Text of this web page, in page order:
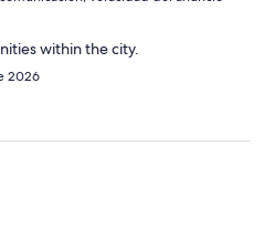
within the city.
2026